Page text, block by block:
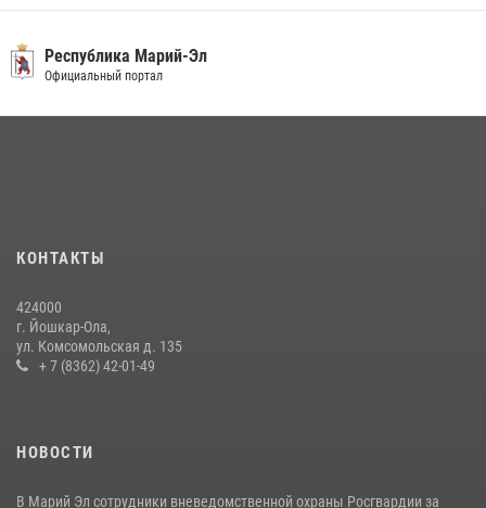
Росгвардейцы в Республике Марий Эл приняли участие в
Управление Росгвардии по Республике Марий Эл продолжает
(видео)
11 июля 2026, 06:20 9
Республика Марий-Эл
Официальный портал
КОНТАКТЫ
424000
г. Йошкар-Ола,
ул. Комсомольская д. 135
+ 7 (8362) 42-01-49
НОВОСТИ
В Марий Эл сотрудники вневедомственной охраны Росгвардии за